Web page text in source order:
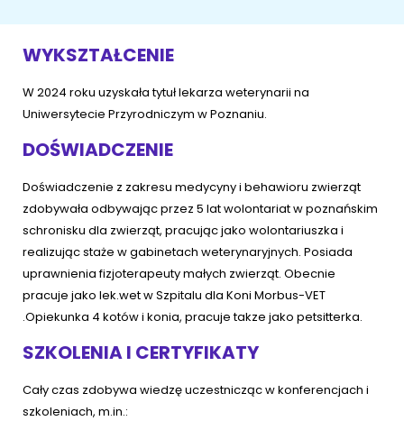
Porady żywieniowe
Przysmaki i suplementy
SZKOLENIE PSÓW
Zachowanie
Szkolenie
MAM PSA
Zrozumieć psa
Życie z psem
Szczeniak w domu
Porady żywieniowe
Przysmaki i suplementy
MAM KOTA
Zrozumieć kota
Mały kotek w domu
Życie z kotem
Szkolenie
Akcesoria dla kota
OPIEKA DZIENNA
Znajdź petsittera
WYKSZTAŁCENIE
W 2024 roku uzyskała tytuł lekarza weterynarii na
Uniwersytecie Przyrodniczym w Poznaniu.
DOŚWIADCZENIE
Doświadczenie z zakresu medycyny i behawioru zwierząt
zdobywała odbywając przez 5 lat wolontariat w poznańskim
schronisku dla zwierząt, pracując jako wolontariuszka i
realizując staże w gabinetach weterynaryjnych. Posiada
uprawnienia fizjoterapeuty małych zwierząt. Obecnie
pracuje jako lek.wet w Szpitalu dla Koni Morbus-VET
.Opiekunka 4 kotów i konia, pracuje takze jako petsitterka.
SZKOLENIA I CERTYFIKATY
Cały czas zdobywa wiedzę uczestnicząc w konferencjach i
szkoleniach, m.in.: